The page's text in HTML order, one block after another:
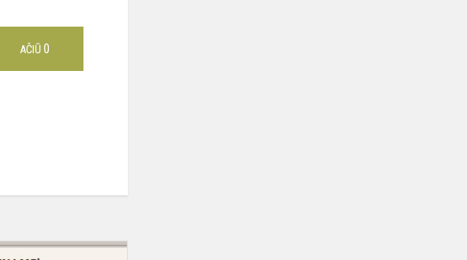
AČIŪ 0
Rajoninė